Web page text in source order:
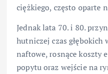
ciężkiego, często oparte
Jednak lata 70. i 80.
hutniczej czas głębokich
naftowe, rosnące koszty
popytu oraz wejście na